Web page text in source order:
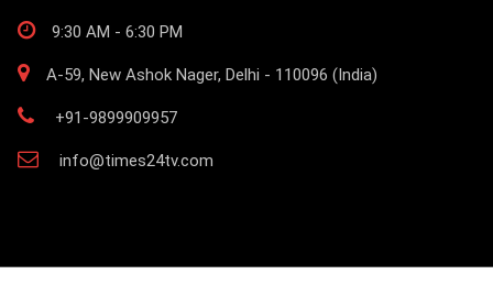
9:30 AM - 6:30 PM
A-59, New Ashok Nager, Delhi - 110096 (India)
+91-9899909957
info@times24tv.com